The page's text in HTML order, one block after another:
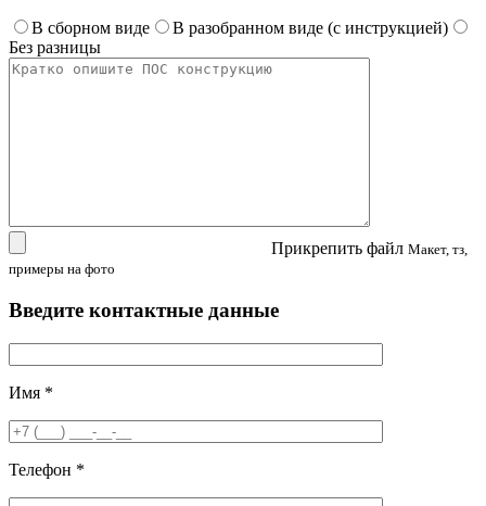
В сборном виде
В разобранном виде (с инструкцией)
Без разницы
Прикрепить файл Макет, тз,
примеры на фото
Введите контактные данные
Имя *
Телефон *